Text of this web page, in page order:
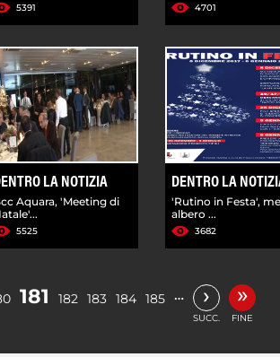
5391 4701
LA NOTIZIA
Aquara, 'Meeting di
5525
DENTRO LA
'Rutino in Festa',
albero ...
3682
181 182 183 184 185 … ›
SUCC.
»
FINE